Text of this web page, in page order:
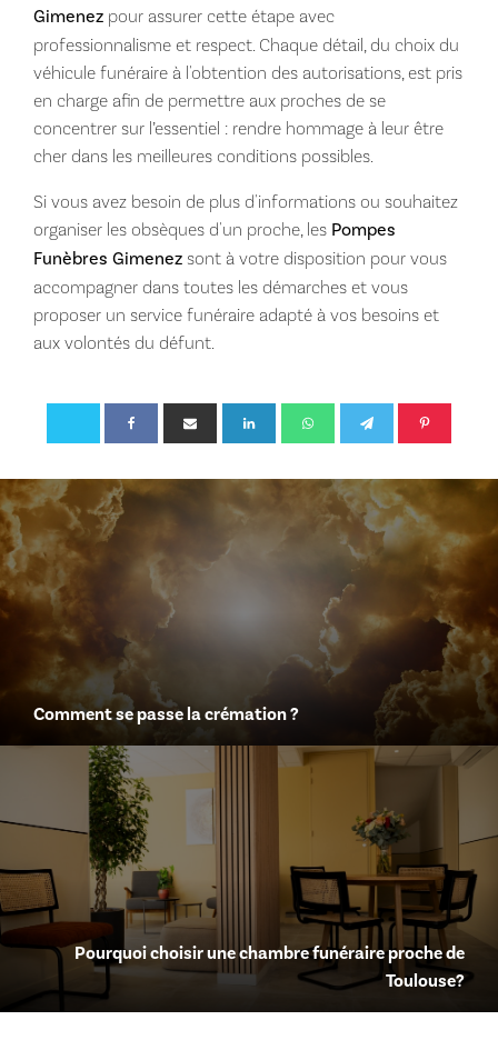
Gimenezpour assurer cette étape avec
professionnalisme et respect. Chaque détail, du choix du
véhicule funéraire à l'obtention des autorisations, est pris
en charge afin de permettre aux proches de se
concentrer sur l’essentiel : rendre hommage à leur être
cher dans les meilleures conditions possibles.
Si vous avez besoin de plus d'informations ou souhaitez
organiser les obsèques d'un proche, les Pompes
Funèbres Gimenezsont à votre disposition pour vous
accompagner dans toutes les démarches et vous
proposer un service funéraire adapté à vos besoins et
aux volontés du défunt.
Comment se passe la crémation ?
Pourquoi choisir une chambre funéraire proche de
Toulouse?